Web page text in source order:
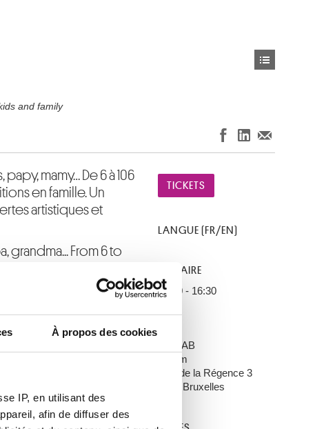
À propos des cookies
IP, en utilisant des
afin de diffuser des
and family
mamy… De 6 à 106
en famille. Un
artistiques et
grandma... From 6 to
discoveries and
Surrealism
Surrealism
TICKETS
LANGUE (FR/EN)
HORAIRE
15:00 - 16:30
MRBAB
Forum
Rue de la Régence 3
1000 Bruxelles